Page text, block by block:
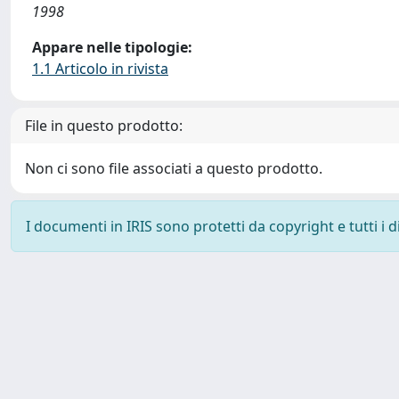
1998
Appare nelle tipologie:
1.1 Articolo in rivista
File in questo prodotto:
Non ci sono file associati a questo prodotto.
I documenti in IRIS sono protetti da copyright e tutti i